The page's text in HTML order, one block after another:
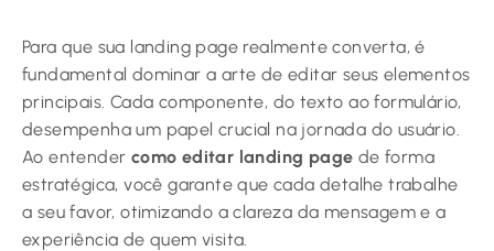
Para que sua landing page realmente converta, é
fundamental dominar a arte de editar seus elementos
principais. Cada componente, do texto ao formulário,
desempenha um papel crucial na jornada do usuário.
Ao entender como editar landing page de forma
estratégica, você garante que cada detalhe trabalhe
a seu favor, otimizando a clareza da mensagem e a
experiência de quem visita.